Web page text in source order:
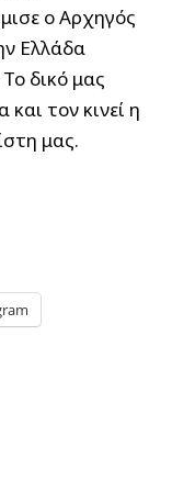
ο Αρχηγός
Ελλάδα
δικό μας
τον κινεί η
μας.